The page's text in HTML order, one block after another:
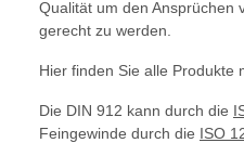
Qualität um den Ansprüchen
gerecht zu werden.
Hier finden Sie alle Produkte
Die DIN 912 kann durch die
Feingewinde durch die ISO